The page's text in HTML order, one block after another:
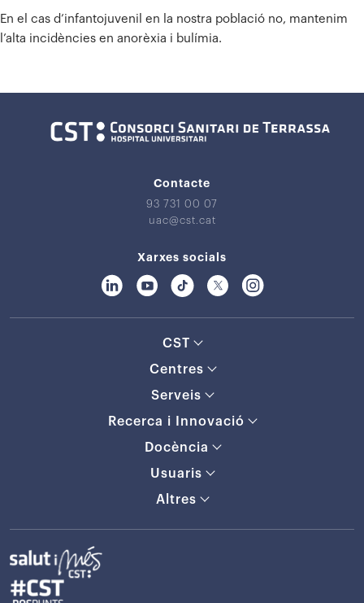
En el cas d’infantojuvenil en la nostra població no, mantenim
l’alta incidències en anorèxia i bulímia.
Contacte
93 731 00 07
uac@cst.cat
Xarxes socials
CST
Centres
Serveis
Recerca i Innovació
Docència
Usuaris
Altres